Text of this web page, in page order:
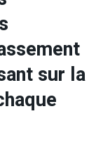
sur la